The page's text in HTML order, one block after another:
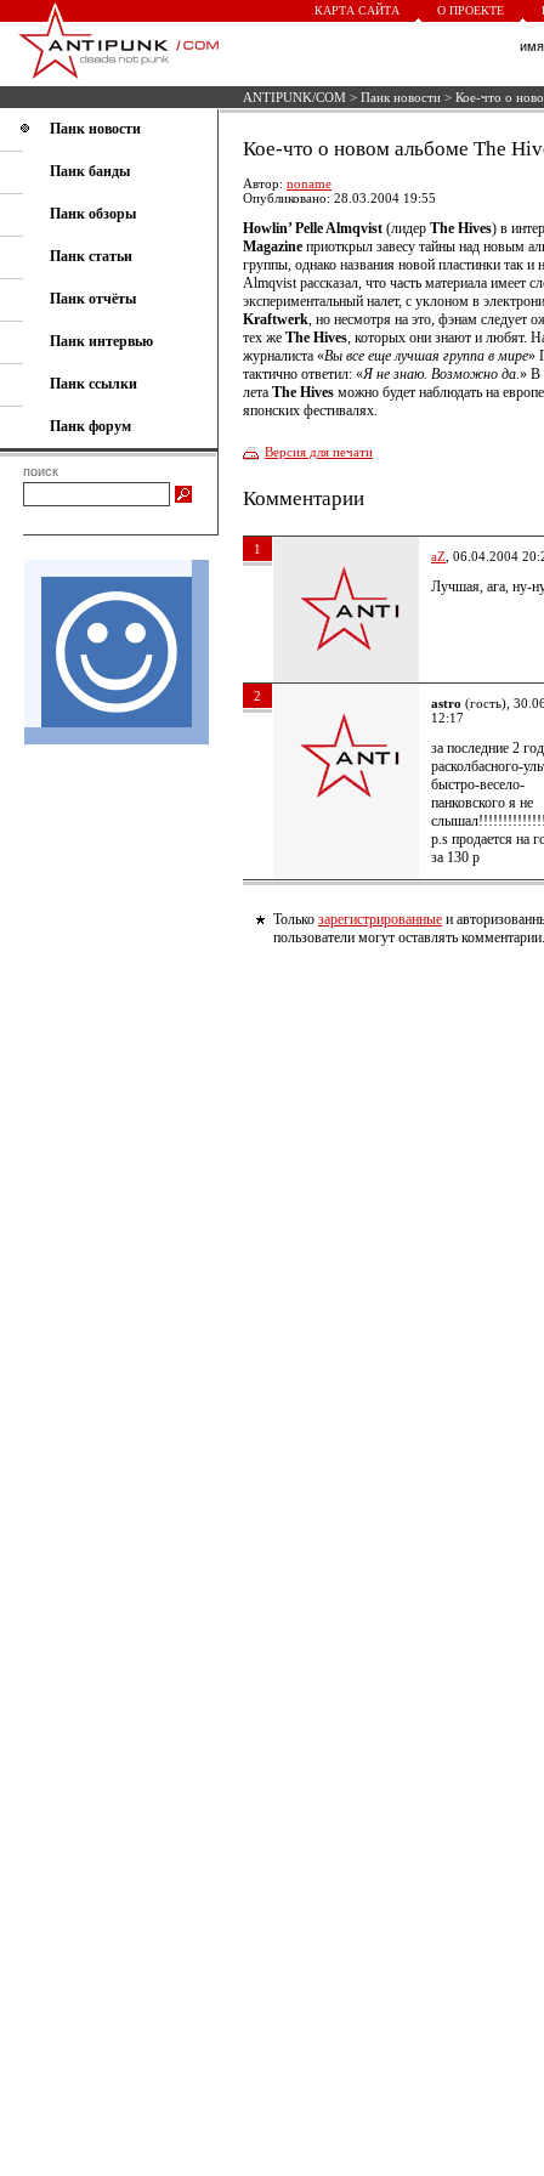
КАРТА САЙТА О ПРОЕКТЕ
ANTIPUNK/COM > Панк новости > Кое-что о
Панк новости
Панк банды
Панк обзоры
Панк статьи
Панк отчёты
Панк интервью
Панк ссылки
Панк форум
поиск
Кое-что о новом альбоме The
Автор: noname
Опубликовано: 28.03.2004 19:55
Howlin’ Pelle Almqvist (лидер The Hives) в
Magazine приоткрыл завесу тайны над новым
группы, однако названия новой пластинки так и
Almqvist рассказал, что часть материала имеет
экспериментальный налет, с уклоном в
Kraftwerk, но несмотря на это, фэнам следует
тех же The Hives, которых они знают и любят.
журналиста «Вы все еще лучшая группа в мире»
тактично ответил: «Я не знаю. Возможно да.» В
лета The Hives можно будет наблюдать на
японских фестивалях.
Версия для печати
Комментарии
1 aZ , 06.04.2004
Лучшая, ага, ну-
2 astro (гость),
12:17
за последние 2
расколбасного-
быстро-весело-
панковского я не
p.s продается на
за 130 р
Только зарегистрированные и
пользователи могут оставлять комментарии.